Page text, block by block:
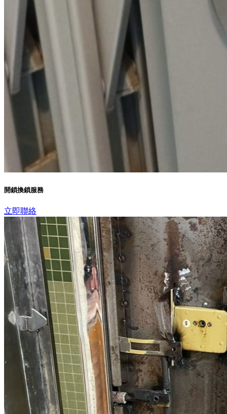
開鎖換鎖服務
立即聯絡